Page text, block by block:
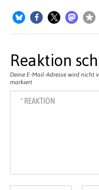
Reaktion
Deine E-Mail-Adresse wird nicht
markiert